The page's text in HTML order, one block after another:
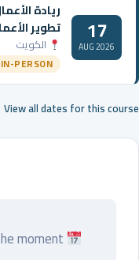
17
AUG 2026
ريادة
تطوير
الكويت
IN-PERSON
View all dates for this course →